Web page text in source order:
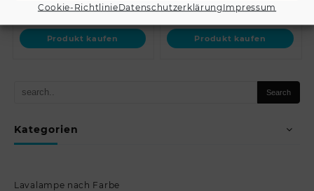
Cookie-RichtlinieDatenschutzerklärung Impressum
Kategorien
Lavalampe nach Farbe
Produkt kaufen Produkt kaufen